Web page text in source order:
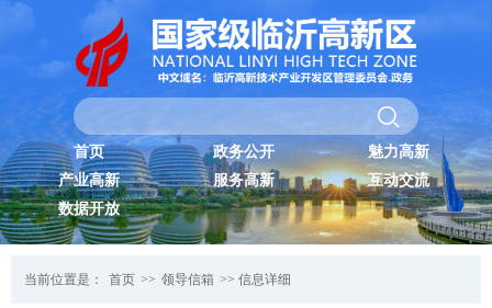
首页 政务公开
魅力高新
产业高新
服务高新
互动交流
数据开放
当前位置是： 首页 >> 领导信箱 >> 信息详细